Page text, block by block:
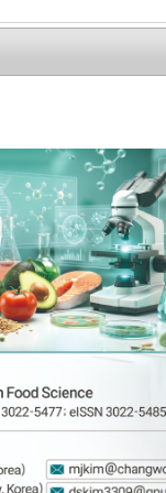
Info
주름개선
1 1
from previous
some pages may
contact us at